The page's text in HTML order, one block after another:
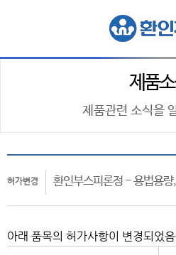
제품
제품관련 소식을
허가변경 환인부스피론정 - 용법용
아래 품목의 허가사항이 변경되었